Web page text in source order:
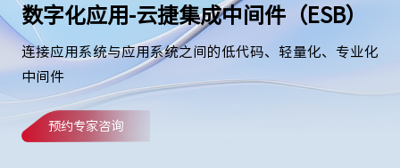
数字化应用-云捷集成中间件（ESB）
连接应用系统与应用系统之间的低代码、轻量化、专业化
中间件
预约专家咨询